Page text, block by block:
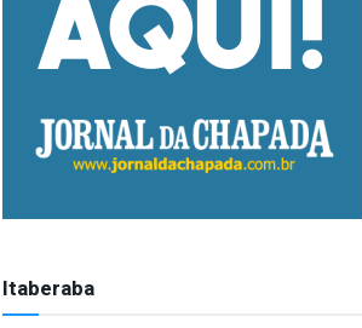
Itaberaba